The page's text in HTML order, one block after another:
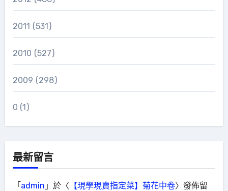
2011 (531)
2010 (527)
2009 (298)
0 (1)
最新留言
「admin 」於〈 【現學現賣指定菜】菊花中卷〉發佈留